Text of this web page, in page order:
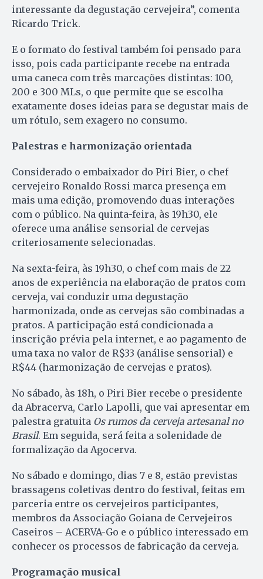
interessante da degustação cervejeira”, comenta
Ricardo Trick.
E o formato do festival também foi pensado para
isso, pois cada participante recebe na entrada
uma caneca com três marcações distintas: 100,
200 e 300 MLs, o que permite que se escolha
exatamente doses ideias para se degustar mais de
um rótulo, sem exagero no consumo.
Palestras e harmonização orientada
Considerado o embaixador do Piri Bier, o chef
cervejeiro Ronaldo Rossi marca presença em
mais uma edição, promovendo duas interações
com o público. Na quinta-feira, às 19h30, ele
oferece uma análise sensorial de cervejas
criteriosamente selecionadas.
Na sexta-feira, às 19h30, o chef com mais de 22
anos de experiência na elaboração de pratos com
cerveja, vai conduzir uma degustação
harmonizada, onde as cervejas são combinadas a
pratos. A participação está condicionada a
inscrição prévia pela internet, e ao pagamento de
uma taxa no valor de R$33 (análise sensorial) e
R$44 (harmonização de cervejas e pratos).
No sábado, às 18h, o Piri Bier recebe o presidente
da Abracerva, Carlo Lapolli, que vai apresentar em
palestra gratuita Os rumos da cerveja artesanal no
Brasil. Em seguida, será feita a solenidade de
formalização da Agocerva.
No sábado e domingo, dias 7 e 8, estão previstas
brassagens coletivas dentro do festival, feitas em
parceria entre os cervejeiros participantes,
membros da Associação Goiana de Cervejeiros
Caseiros – ACERVA-Go e o público interessado em
conhecer os processos de fabricação da cerveja.
Programação musical